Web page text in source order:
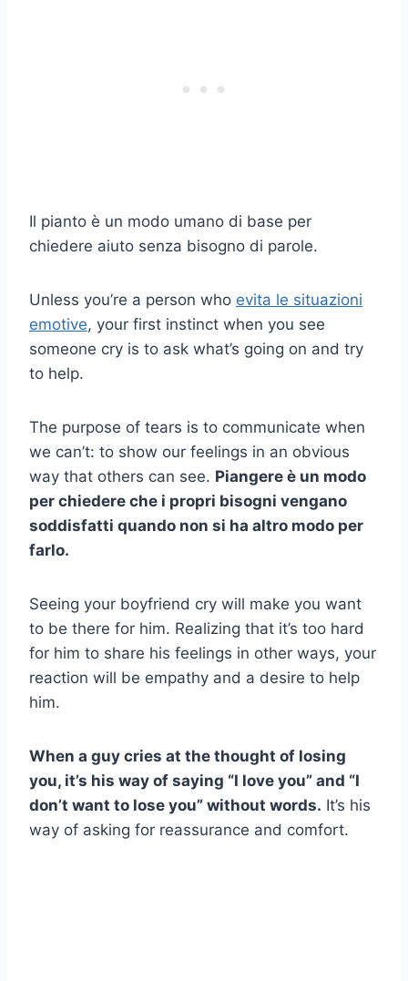
Il pianto è un modo umano di base per
chiedere aiuto senza bisogno di parole.
Unless you’re a person who evita le situazioni
emotive, your first instinct when you see
someone cry is to ask what’s going on and try
to help.
The purpose of tears is to communicate when
we can’t: to show our feelings in an obvious
way that others can see. Piangere è un modo
per chiedere che i propri bisogni vengano
soddisfatti quando non si ha altro modo per
farlo.
Seeing your boyfriend cry will make you want
to be there for him. Realizing that it’s too hard
for him to share his feelings in other ways, your
reaction will be empathy and a desire to help
him.
When a guy cries at the thought of losing
you, it’s his way of saying “I love you” and “I
don’t want to lose you” without words. It’s his
way of asking for reassurance and comfort.